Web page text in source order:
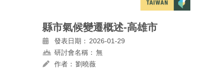
縣市氣候變遷概述-高雄市
發表日期： 2026-01-29
研討會名稱： 無
作者： 劉曉薇